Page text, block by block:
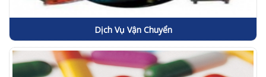
Dịch Vụ Vận Chuyển